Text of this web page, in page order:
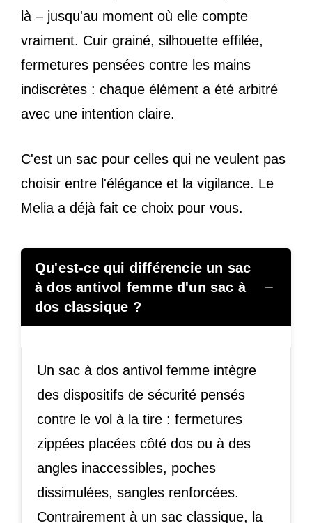
là – jusqu'au moment où elle compte
vraiment. Cuir grainé, silhouette effilée,
fermetures pensées contre les mains
indiscrètes : chaque élément a été arbitré
avec une intention claire.
C'est un sac pour celles qui ne veulent pas
choisir entre l'élégance et la vigilance. Le
Melia a déjà fait ce choix pour vous.
Qu'est-ce qui différencie un sac
à dos antivol femme d'un sac à
dos classique ?
−
Un sac à dos antivol femme intègre
des dispositifs de sécurité pensés
contre le vol à la tire : fermetures
zippées placées côté dos ou à des
angles inaccessibles, poches
dissimulées, sangles renforcées.
Contrairement à un sac classique, la